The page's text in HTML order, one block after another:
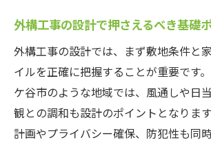
外構工事の設計で押さえるべき基礎
外構工事の設計では、まず敷地条件と
イルを正確に把握することが重要です
ケ谷市のような地域では、風通しや日
観との調和も設計のポイントとなりま
計画やプライバシー確保、防犯性も同